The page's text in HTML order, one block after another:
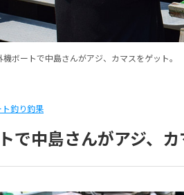
機ボートで中島さんがアジ、カマスをゲット。
ト釣り釣果
で中島さんがアジ、カ